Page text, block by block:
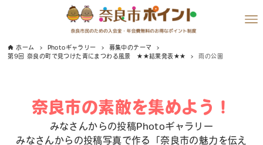
ホーム Photoギャラリー
募集中のテーマ
第9回 奈良の町で見つけた青にまつわる風景 ★★結果発表★★
雨の公園
奈良市の素敵を集めよう！
みなさんからの投稿Photoギャラリー
みなさんからの投稿写真で作る「奈良市の魅力を伝え